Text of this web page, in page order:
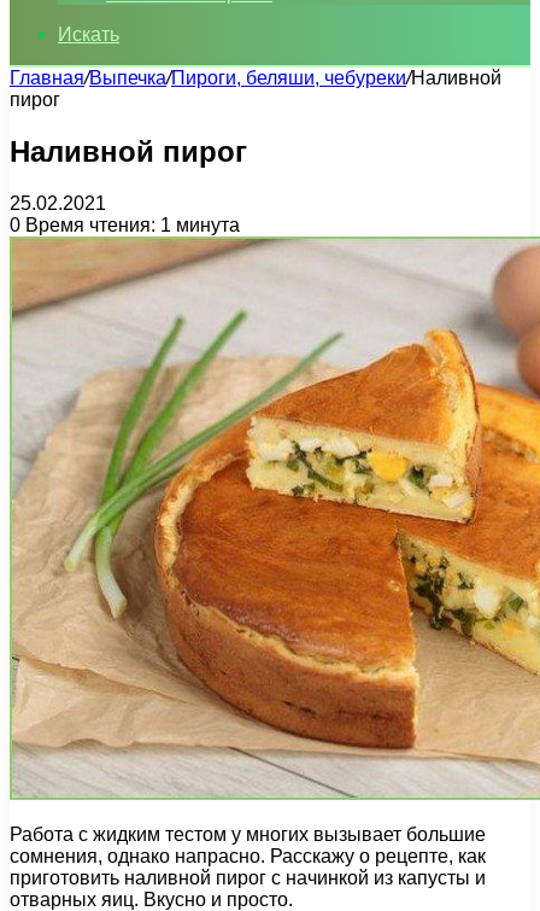
Искать
Главная/Выпечка/Пироги, беляши, чебуреки/Наливной
пирог
Наливной пирог
25.02.2021
0 Время чтения: 1 минута
Работа с жидким тестом у многих вызывает большие
сомнения, однако напрасно. Расскажу о рецепте, как
приготовить наливной пирог с начинкой из капусты и
отварных яиц. Вкусно и просто.